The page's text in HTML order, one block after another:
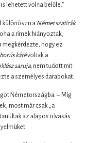
lehetett volna belőle.”
különösen a Német szatírák
a rímek hiányoztak,
megkérdezte, hogy ez
kátévoltak a
saruja,nem tudott mit
a személyes darabokat.
Németországba. – Míg
most már csak „a
az alapos olvasás